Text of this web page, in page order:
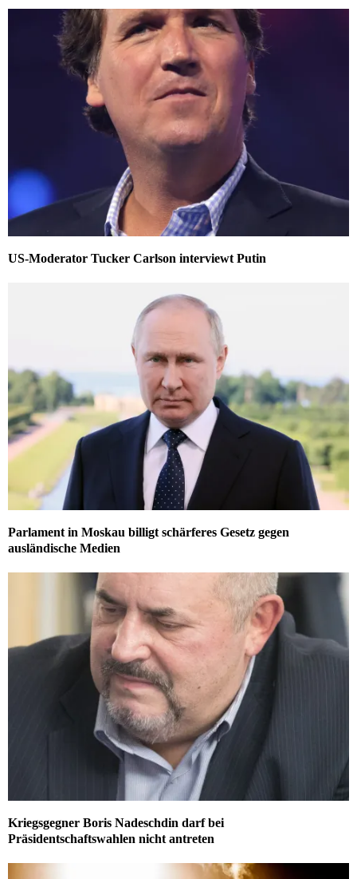
US-Moderator Tucker Carlson interviewt Putin
Parlament in Moskau billigt schärferes Gesetz gegen
ausländische Medien
Kriegsgegner Boris Nadeschdin darf bei
Präsidentschaftswahlen nicht antreten